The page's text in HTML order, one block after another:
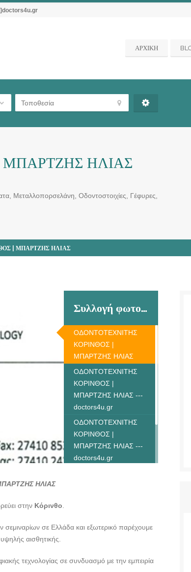
ΑΡΧΙΚΗ
ΗΛΙΑΣ
Μεταλλοπορσελάνη, Οδοντοστοιχίες, Γέφυρες,
| ΜΠΑΡΤΖΗΣ ΗΛΙΑΣ
Συλλογή φωτογραφιών
ΟΔΟΝΤΟΤΕΧΝΙΤΗΣ
ΚΟΡΙΝΘΟΣ |
ΜΠΑΡΤΖΗΣ ΗΛΙΑΣ
ΟΔΟΝΤΟΤΕΧΝΙΤΗΣ
ΚΟΡΙΝΘΟΣ |
ΜΠΑΡΤΖΗΣ ΗΛΙΑΣ ---
doctors4u.gr
ΟΔΟΝΤΟΤΕΧΝΙΤΗΣ
ΚΟΡΙΝΘΟΣ |
ΜΠΑΡΤΖΗΣ ΗΛΙΑΣ ---
doctors4u.gr
ΗΛΙΑΣ
στην Κόρινθο
σε Ελλάδα και εξωτερικό παρέχουμε
αισθητικής.
τεχνολογίας σε συνδυασμό με την εμπειρία